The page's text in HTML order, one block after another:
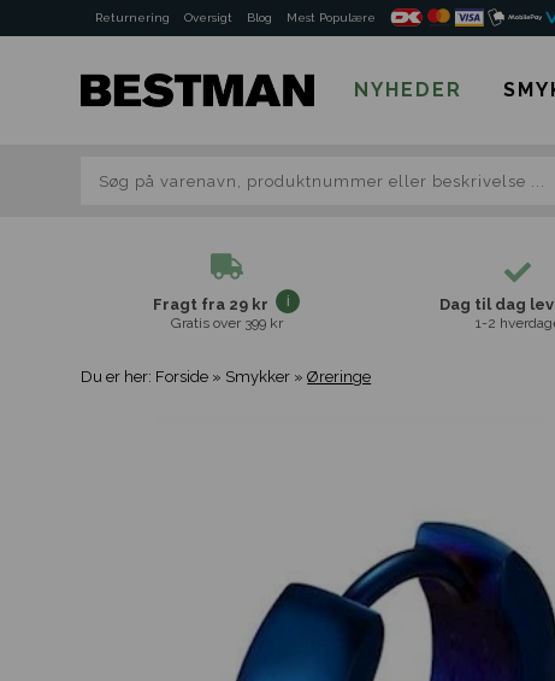
Returnering Oversigt Blog Mest Populære
NYHEDER
Fragt fra 29 kr
Gratis over 399 kr
Dag til dag
1-2
Du er her: Forside » Smykker »Øreringe